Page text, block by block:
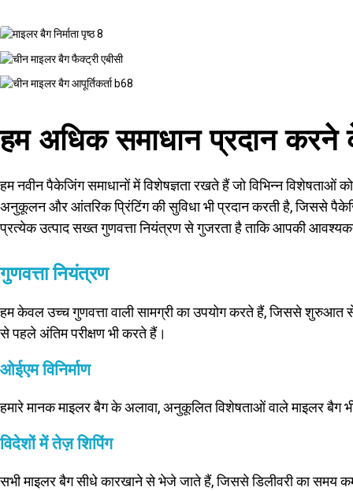
हम अधिक समाधान प्रदान
हम नवीन पैकेजिंग समाधानों में विशेषज्ञता रखते हैं जो विभिन्न
अनुकूलन और आंतरिक प्रिंटिंग की सुविधा भी प्रदान करती है, जिससे
प्रत्येक उत्पाद सख्त गुणवत्ता नियंत्रण से गुजरता है ताकि आपकी
गुणवत्ता नियंत्रण
हम केवल उच्च गुणवत्ता वाली सामग्री का उपयोग करते हैं, जिससे शुरुआत से
से पहले अंतिम परीक्षण भी करते हैं।
ओईएम विनिर्माण
हमारे मानक माइलर बैग के अलावा, अनुकूलित विशेषताओं वाले माइलर
विदेशों में तेज़ शिपिंग
सभी माइलर बैग सीधे कारखाने से भेजे जाते हैं, जिससे डिलीवरी का समय